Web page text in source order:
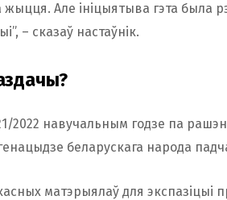
Але ініцыятыва гэта была
– сказаў настаўнік.
2022 навучальным годзе па
беларускага народа
матэрыялаў для экспазіцыі